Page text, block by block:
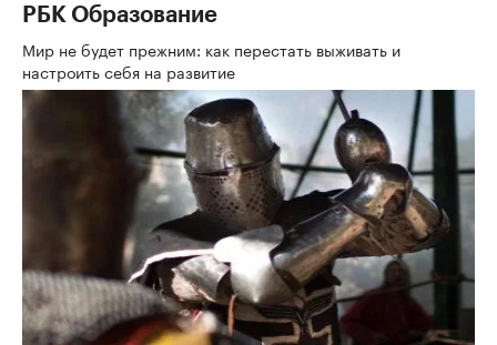
РБК Образование
Мир не будет прежним: как перестать выживать и
настроить себя на развитие